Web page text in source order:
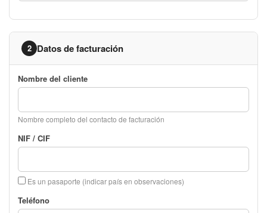
2 Datos de facturación
Nombre del cliente
Nombre completo del contacto de facturación
NIF / CIF
Es un pasaporte (indicar país en observaciones)
Teléfono